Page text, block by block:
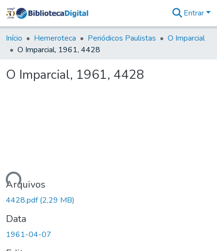
&
Coleções
Tudo na
Digital
Entrar
Início Hemeroteca Periódicos Paulistas
O Imparcial
O Imparcial, 1961, 4428
O Imparcial, 1961, 4428
Arquivos
4428.pdf(2,29 MB)
Data
1961-04-07